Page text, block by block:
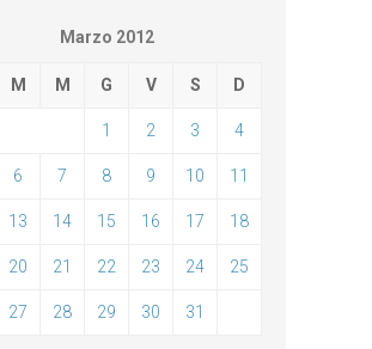
Marzo 2012
M M G V S D
1 2 3 4
6 7 8 9 10 11
13 14 15 16 17 18
20 21 22 23 24 25
27 28 29 30 31